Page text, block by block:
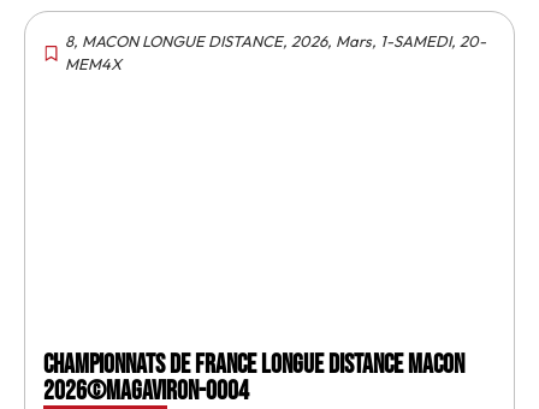
8, MACON LONGUE DISTANCE, 2026, Mars, 1-SAMEDI, 20-
MEM4X
Championnats de France longue distance Macon
2026©MagAviron-0004